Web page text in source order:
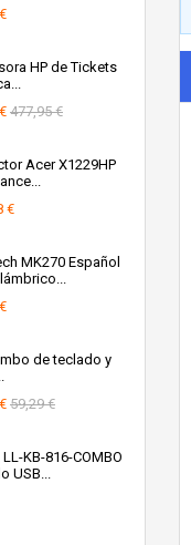
HP de Tickets
477,95 €
Acer X1229HP
€
MK270 Español
de teclado y
59,29 €
KB-816-COMBO
USB...